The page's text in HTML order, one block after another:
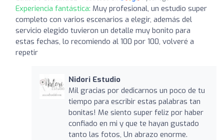
Experiencia fantástica: Muy profesional, un estudio super
completo con varios escenarios a elegir, además del
servicio elegido tuvieron un detalle muy bonito para
estas fechas, lo recomiendo al 100 por 100, volveré a
repetir
Nidori Estudio
Mil gracias por dedicarnos un poco de tu
tiempo para escribir estas palabras tan
bonitas! Me siento super feliz por haber
confiado en mi y que te hayan gustado
tanto las fotos, Un abrazo enorme.